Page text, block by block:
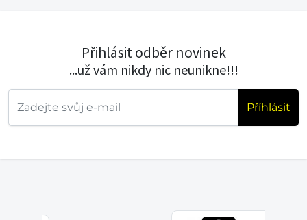
Přihlásit odběr novinek
...už vám nikdy nic neunikne!!!
Příhlásit